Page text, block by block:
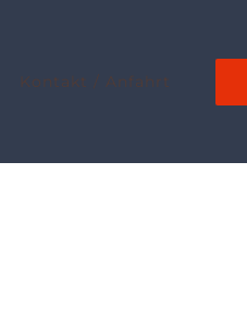
Kontakt / Anfahrt